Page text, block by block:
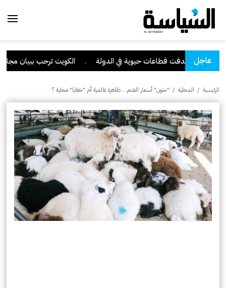
عاجلقطاعات حيوية في الدولة . الكويت ترحب ببيان مجلس الأمن
الرئيسية / المحلية / "جنون" أسعار الغنم… ظاهرة عالمية أم "خفايا" محلية ؟